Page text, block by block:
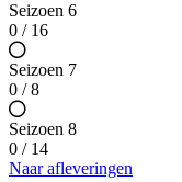
Seizoen 6
0 / 16
Seizoen 7
0 / 8
Seizoen 8
0 / 14
Naar afleveringen